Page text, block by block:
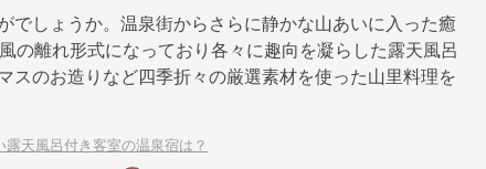
でしょうか。温泉街からさらに静かな山あいに入った癒
の離れ形式になっており各々に趣向を凝らした露天風呂
スのお造りなど四季折々の厳選素材を使った山里料理を
天風呂付き客室の温泉宿は？